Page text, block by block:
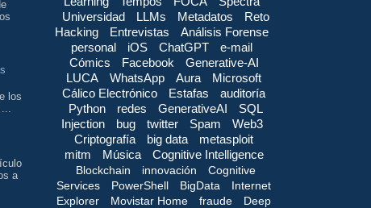
los
a
Universidad
LLMs Metadatos
Reto
Hacking
Entrevistas
Análisis Forense
personal
iOS ChatGPT
e-mail
Cómics
Facebook
Generative-AI
LUCA
WhatsApp Aura
Microsoft
Cálico Electrónico
Estafas
auditoría
Python
redes GenerativeAI
SQL
Injection
bug twitter Spam
Web3
Criptografía
big data
metasploit
mitm
Música Cognitive Intelligence
Blockchain innovación
Cognitive
Services
PowerShell BigData
Internet
Explorer
Movistar Home fraude
Deep